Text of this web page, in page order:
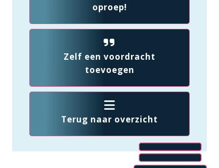
oproep!
Zelf een voordracht
toevoegen
Terug naar overzicht